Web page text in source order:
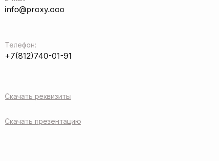
info@proxy.ooo
Телефон:
+7(812)740-01-91
Скачать реквизиты
Скачать презентацию